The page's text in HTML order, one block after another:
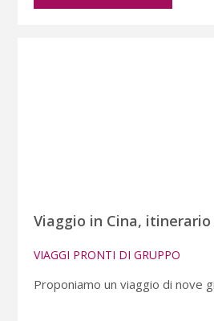
Viaggio in Cina, itinerario
VIAGGI PRONTI DI GRUPPO
Proponiamo un viaggio di nove